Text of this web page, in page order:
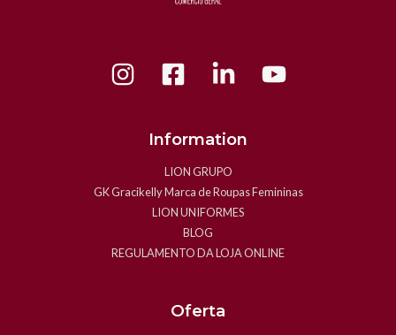
Information
LION GRUPO
GK Gracikelly Marca de Roupas Femininas
LION UNIFORMES
BLOG
REGULAMENTO DA LOJA ONLINE
Oferta